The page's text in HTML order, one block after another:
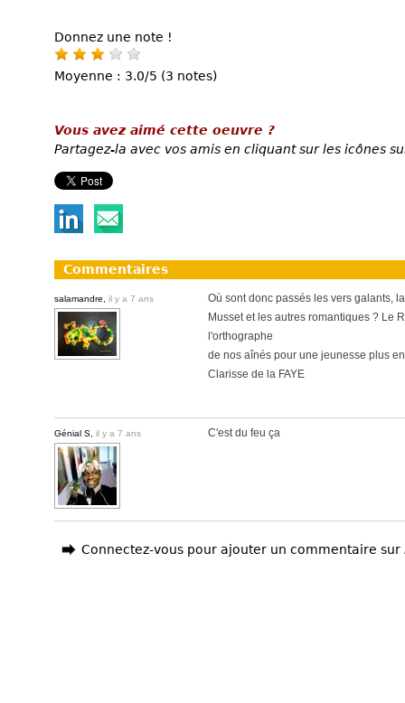
Donnez une note !
Moyenne : 3.0/5 (3 notes)
Vous avez aimé cette oeuvre ?
Partagez-la avec vos amis en cliquant sur les icônes
Commentaires
salamandre, il y a 7 ans
Où sont donc passés les vers galants,
Musset et les autres romantiques ? Le
l'orthographe
de nos aînés pour une jeunesse plus
Clarisse de la FAYE
Génial S, il y a 7 ans C'est du feu ça
Connectez-vous pour ajouter un commentaire sur